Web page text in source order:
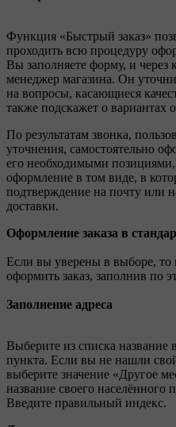
Функция «Быстрый заказ»
проходить всю процедуру
Вы заполняете форму, и через
менеджер магазина. Он
на вопросы, касающиеся
также подскажет о вариантах
По результатам звонка,
уточнения, самостоятельно
его необходимыми позициями,
оформление в том виде, в
подтверждение на почту или
доставки.
Оформление заказа в
Если вы уверены в выборе, то
оформить заказ, заполнив по
Заполнение адреса
Выберите из списка название
пункта. Если вы не нашли
выберите значение «Другое
название своего населённого
Введите правильный индекс.